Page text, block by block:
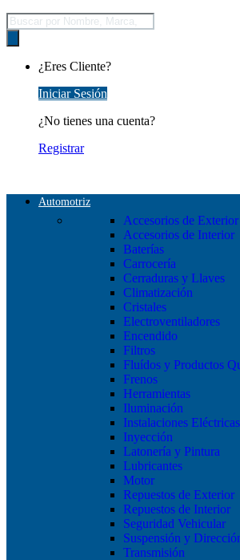
Búsqueda
de
productos
¿Eres Cliente?
Iniciar Sesión
¿No tienes una cuenta?
Registrar
Automotriz
Accesorios de Exterior
Accesorios de Interior
Baterías
Carrocería
Cerraduras y Llaves
Climatización
Cristales
Electroventiladores
Encendido
Filtros
Fluídos y Productos
Frenos
Herramientas
Iluminación
Instalaciones Eléctricas
Inyección
Latonería y Pintura
Lubricantes
Motor
Repuestos de Exterior
Repuestos de Interior
Seguridad Vehicular
Suspensión y
Transmisión